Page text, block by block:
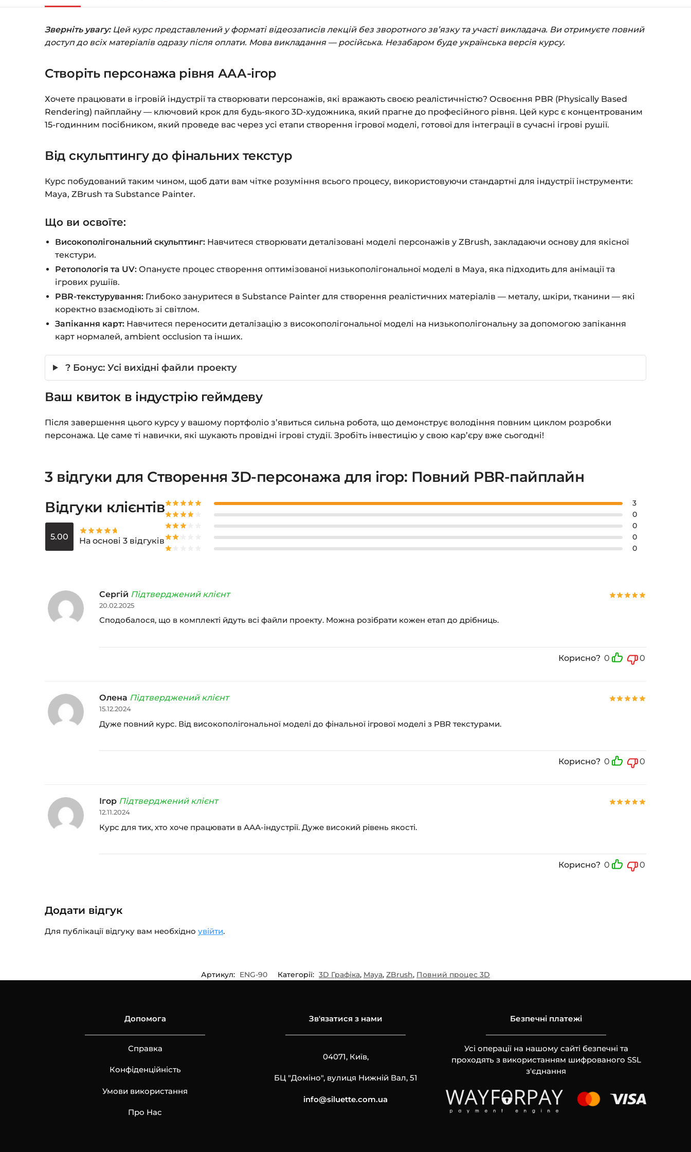
Оплатіть зручним способом (більше 8 способів оплати).
Додатково посилання на курс прийде вам на email.
Питання? Пишіть наinfo@siluette.com.ua або в чат на сайті.
Зверніть увагу:Цей курс представлений у форматі відеозаписів лекцій без зворотного зв’язку та участі викладача. Ви отримуєте повний
доступ до всіх матеріалів одразу після оплати. Мова викладання — російська. Незабаром буде українська версія курсу.
Створіть персонажа рівня ААА-ігор
Хочете працювати в ігровій індустрії та створювати персонажів, які вражають своєю реалістичністю? Освоєння PBR (Physically Based
Rendering) пайплайну — ключовий крок для будь-якого 3D-художника, який прагне до професійного рівня. Цей курс є концентрованим
15-годинним посібником, який проведе вас через усі етапи створення ігрової моделі, готової для інтеграції в сучасні ігрові рушії.
Від скульптингу до фінальних текстур
Курс побудований таким чином, щоб дати вам чітке розуміння всього процесу, використовуючи стандартні для індустрії інструменти:
Maya, ZBrush та Substance Painter.
Що ви освоїте:
Високополігональний скульптинг: Навчитеся створювати деталізовані моделі персонажів у ZBrush, закладаючи основу для якісної
текстури.
Ретопологія та UV: Опануєте процес створення оптимізованої низькополігональної моделі в Maya, яка підходить для анімації та
ігрових рушіїв.
PBR-текстурування: Глибоко зануритеся в Substance Painter для створення реалістичних матеріалів — металу, шкіри, тканини — які
коректно взаємодіють зі світлом.
Запікання карт: Навчитеся переносити деталізацію з високополігональної моделі на низькополігональну за допомогою запікання
карт нормалей, ambient occlusion та інших.
? Бонус: Усі вихідні файли проекту
Ваш квиток в індустрію геймдеву
Після завершення цього курсу у вашому портфоліо з’явиться сильна робота, що демонструє володіння повним циклом розробки
персонажа. Це саме ті навички, які шукають провідні ігрові студії. Зробіть інвестицію у свою кар’єру вже сьогодні!
3 відгуки для Створення 3D-персонажа для ігор: Повний PBR-пайплайн
Відгуки клієнтів
5.00 На основі 3 відгуків
3
0
0
0
0
Сергій Підтверджений клієнт
20.02.2025
Сподобалося, що в комплекті йдуть всі файли проекту. Можна розібрати кожен етап до дрібниць.
Корисно? 0 0
Олена Підтверджений клієнт
15.12.2024
Дуже повний курс. Від високополігональної моделі до фінальної ігрової моделі з PBR текстурами.
Корисно? 0 0
Ігор Підтверджений клієнт
12.11.2024
Курс для тих, хто хоче працювати в ААА-індустрії. Дуже високий рівень якості.
Корисно? 0 0
Додати відгук
Для публікації відгуку вам необхідноувійти.
Артикул: ENG-90 Категорії: 3D Графіка, Maya, ZBrush, Повний процес 3D
Допомога
Справка
Конфіденційність
Умови використання
Про Нас
Зв'язатися з нами
04071, Київ,
БЦ "Доміно", вулиця Нижній Вал, 51
info@siluette.com.ua
Безпечні платежі
Усі операції на нашому сайті безпечні та
проходять з використанням шифрованого SSL
з'єднання